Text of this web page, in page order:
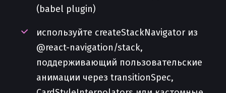
(babel plugin)
используйте createStackNavigator из
@react-navigation/stack,
поддерживающий пользовательские
анимации через transitionSpec,